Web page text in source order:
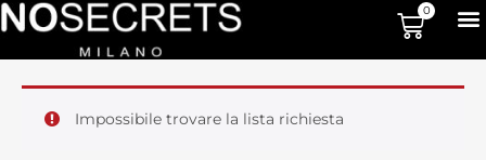
0
Impossibile trovare la lista richiesta